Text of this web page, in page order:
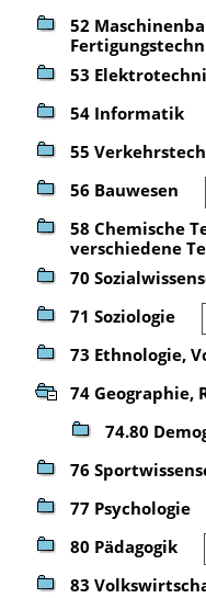
52
53
54 Informatik
55
56 Bauwesen
58 Chemische
verschiedene
70
71 Soziologie
73 Ethnologie,
74 Geographie,
74.80
76
77 Psychologie
80 Pädagogik
83